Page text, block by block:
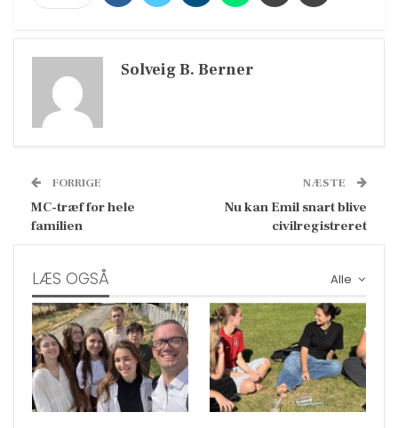
Solveig B. Berner
FORRIGE
MC-træf for hele
familien
NÆSTE
Nu kan Emil snart blive
civilregistreret
Alle
LÆS OGSÅ